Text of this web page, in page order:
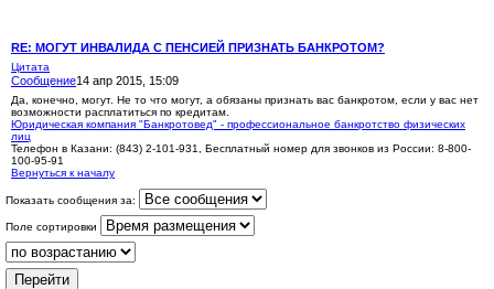
RE: МОГУТ ИНВАЛИДА С ПЕНСИЕЙ ПРИЗНАТЬ БАНКРОТОМ?
Цитата
Сообщение14 апр 2015, 15:09
Да, конечно, могут. Не то что могут, а обязаны признать вас банкротом, если у вас нет
возможности расплатиться по кредитам.
Юридическая компания "Банкротовед" - профессиональное банкротство физических
лиц
Телефон в Казани: (843) 2-101-931, Бесплатный номер для звонков из России: 8-800-
100-95-91
Вернуться к началу
Показать сообщения за:
Поле сортировки